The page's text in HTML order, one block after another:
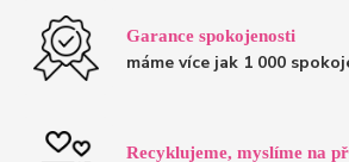
Garance spokojenosti
máme více jak 1 000
Recyklujeme, myslíme na